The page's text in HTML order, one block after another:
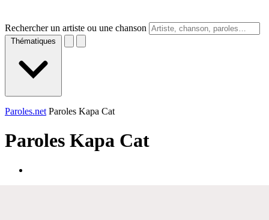
Rechercher un artiste ou une chanson
Thématiques
Paroles.net Paroles Kapa Cat
Paroles Kapa Cat